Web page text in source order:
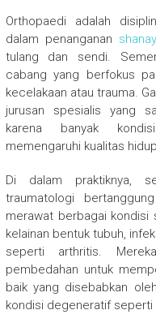
Orthopaedi adalah
dalam penanganan
tulang dan sendi.
cabang yang berfokus
kecelakaan atau trauma.
jurusan spesialis yang
karena banyak
memengaruhi kualitas
Di dalam praktiknya,
traumatologi
merawat berbagai kondisi
kelainan bentuk tubuh,
seperti arthritis.
pembedahan untuk
baik yang disebabkan
kondisi degeneratif